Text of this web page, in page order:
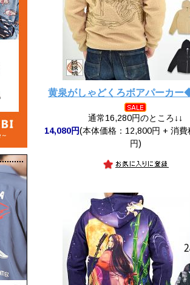
黄泉がしゃどくろボアパーカー
通常16,280円のところ↓↓
14,080円(本体価格：12,800円 + 消費
円)